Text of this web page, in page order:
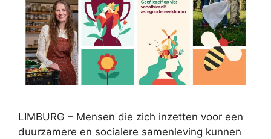
LIMBURG – Mensen die zich inzetten voor een
duurzamere en socialere samenleving kunnen